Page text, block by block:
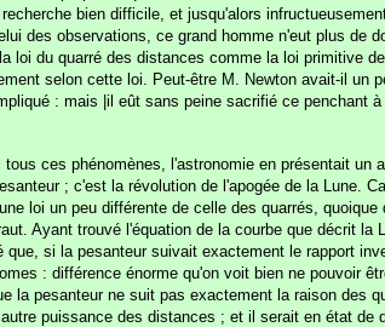
bien difficile, et jusqu'alors
des observations, ce grand homme n'eut plus de
du quarré des distances comme la loi primitive
selon cette loi. Peut-être M. Newton avait-il un
: mais |il eût sans peine sacrifié ce penchant
ces phénomènes, l'astronomie en présentait un
; c'est la révolution de l'apogée de la Lune.
loi un peu différente de celle des quarrés,
Ayant trouvé l'équation de la courbe que décrit la
si la pesanteur suivait exactement le rapport
: différence énorme qu'on voit bien ne pouvoir
la pesanteur ne suit pas exactement la raison des
puissance des distances ; et il serait en état de